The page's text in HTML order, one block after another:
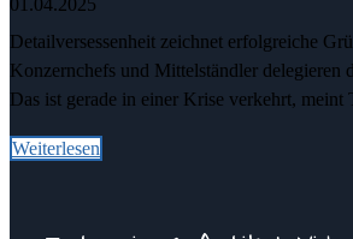
Detailversessenheit zeichnet erfolgreiche
Konzernchefs und Mittelständler delegieren
Das ist gerade in einer Krise verkehrt, meint
Weiterlesen